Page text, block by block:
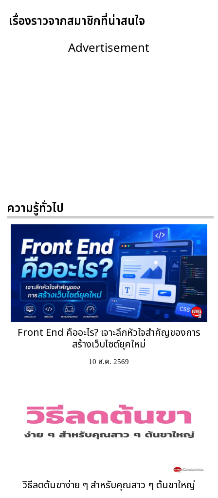
เรื่องราวจากสมาชิกที่น่าสนใจ
Advertisement
ความรู้ทั่วไป
Front End คืออะไร? เจาะลึกหัวใจสำคัญของการ
สร้างเว็บไซต์ยุคใหม่
10 ส.ค. 2569
วิธีลดต้นขาง่าย ๆ สำหรับคุณสาว ๆ ต้นขาใหญ่